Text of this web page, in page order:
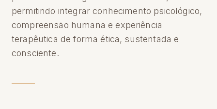
permitindo integrar conhecimento psicológico,
compreensão humana e experiência
terapêutica de forma ética, sustentada e
consciente.